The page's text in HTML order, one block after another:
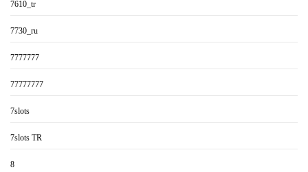
7610_tr
7730_ru
7777777
77777777
7slots
7slots TR
8